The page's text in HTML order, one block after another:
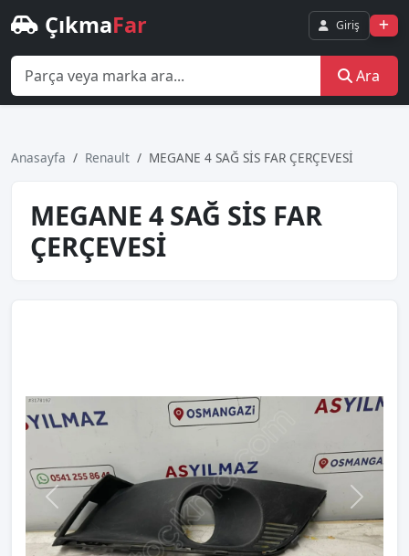
ÇıkmaFar Giriş
Ara
Anasayfa Renault MEGANE 4 SAĞ SİS FAR ÇERÇEVESİ
MEGANE 4 SAĞ SİS FAR
ÇERÇEVESİ